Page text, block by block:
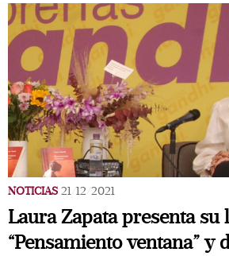
NOTICIAS 21/12/2021
Laura Zapata presenta su
“Pensamiento ventana” y